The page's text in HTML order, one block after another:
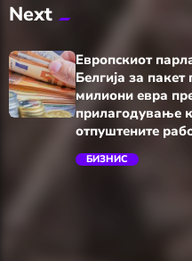
trending_flat
Next
Европскиот
Белгија за
милиони евра
прилагодување
отпуштените
БИЗНИС